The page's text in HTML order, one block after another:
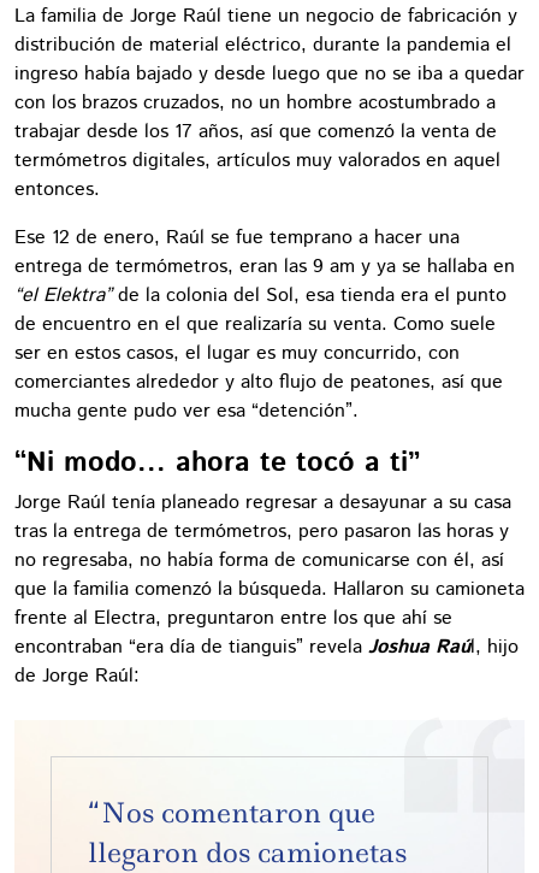
La familia de Jorge Raúl tiene un negocio de fabricación y
distribución de material eléctrico, durante la pandemia el
ingreso había bajado y desde luego que no se iba a quedar
con los brazos cruzados, no un hombre acostumbrado a
trabajar desde los 17 años, así que comenzó la venta de
termómetros digitales, artículos muy valorados en aquel
entonces.
Ese 12 de enero, Raúl se fue temprano a hacer una
entrega de termómetros, eran las 9 am y ya se hallaba en
“el Elektra”de la colonia del Sol, esa tienda era el punto
de encuentro en el que realizaría su venta. Como suele
ser en estos casos, el lugar es muy concurrido, con
comerciantes alrededor y alto flujo de peatones, así que
mucha gente pudo ver esa “detención”.
“Ni modo... ahora te tocó a ti”
Jorge Raúl tenía planeado regresar a desayunar a su casa
tras la entrega de termómetros, pero pasaron las horas y
no regresaba, no había forma de comunicarse con él, así
que la familia comenzó la búsqueda. Hallaron su camioneta
frente al Electra, preguntaron entre los que ahí se
encontraban “era día de tianguis” revela Joshua Raúl, hijo
de Jorge Raúl:
“Nos comentaron que
llegaron dos camionetas